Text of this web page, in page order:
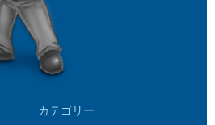
カテゴリー